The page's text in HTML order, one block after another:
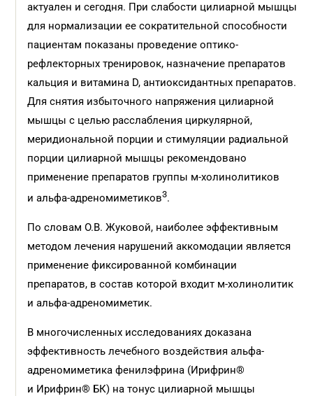
актуален и сегодня. При слабости цилиарной мышцы
для нормализации ее сократительной способности
пациентам показаны проведение оптико-
рефлекторных тренировок, назначение препаратов
кальция и витамина D, антиоксидантных препаратов.
Для снятия избыточного напряжения цилиарной
мышцы с целью расслабления циркулярной,
меридиональной порции и стимуляции радиальной
порции цилиарной мышцы рекомендовано
применение препаратов группы м-холинолитиков
и альфа-адреномиметиков3.
По словам О.В. Жуковой, наиболее эффективным
методом лечения нарушений аккомодации является
применение фиксированной комбинации
препаратов, в состав которой входит м-холинолитик
и альфа-адреномиметик.
В многочисленных исследованиях доказана
эффективность лечебного воздействия альфа-
адреномиметика фенилэфрина (Ирифрин®
и Ирифрин® БК) на тонус цилиарной мышцы